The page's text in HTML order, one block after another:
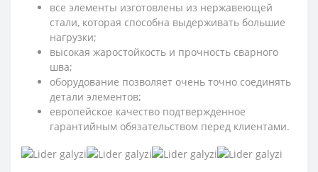
все элементы изготовлены из нержавеющей
стали, которая способна выдерживать большие
нагрузки;
высокая жаростойкость и прочность сварного
шва;
оборудование позволяет очень точно соединять
детали элементов;
европейское качество подтвержденное
гарантийным обязательством перед клиентами.